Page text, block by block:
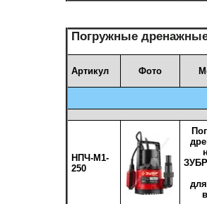
Погружные
Артикул Фото
НПЧ-М1-
250